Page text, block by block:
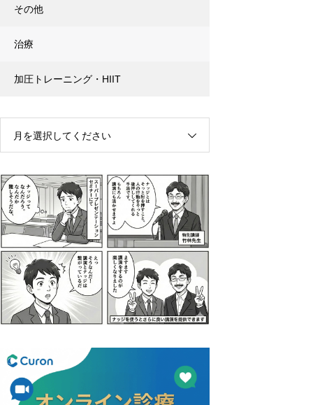
その他
治療
加圧トレーニング・HIIT
月を選択してください